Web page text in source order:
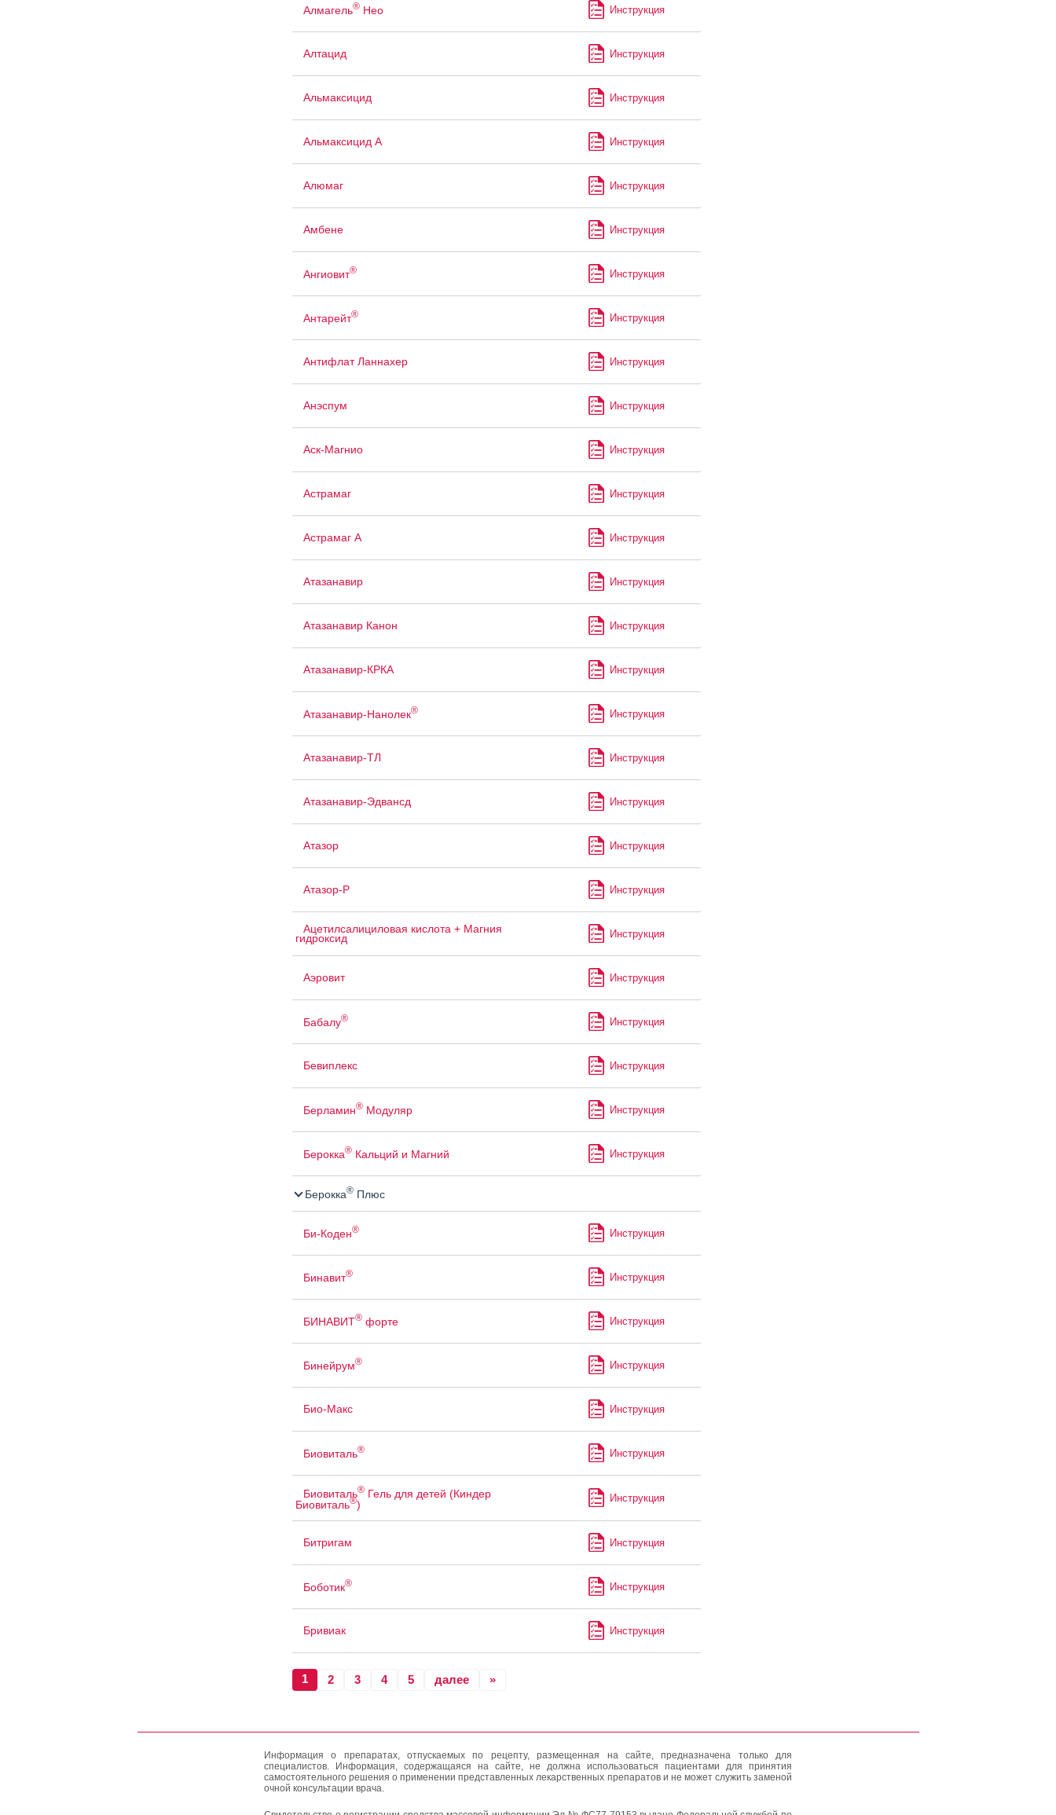
Алмагель®Нео Инструкция
Алтацид Инструкция
Альмаксицид Инструкция
Альмаксицид А Инструкция
Алюмаг Инструкция
Амбене Инструкция
Ангиовит® Инструкция
Антарейт® Инструкция
Антифлат Ланнахер Инструкция
Анэспум Инструкция
Аск-Магнио Инструкция
Астрамаг Инструкция
Астрамаг А Инструкция
Атазанавир Инструкция
Атазанавир Канон Инструкция
Атазанавир-КРКА Инструкция
Атазанавир-Нанолек® Инструкция
Атазанавир-ТЛ Инструкция
Атазанавир-Эдвансд Инструкция
Атазор Инструкция
Атазор-Р Инструкция
Ацетилсалициловая кислота + Магния
гидроксид Инструкция
Аэровит Инструкция
Бабалу® Инструкция
Бевиплекс Инструкция
Берламин®Модуляр Инструкция
Берокка®Кальций и Магний Инструкция
Берокка®Плюс
Би-Коден® Инструкция
Бинавит® Инструкция
БИНАВИТ®форте Инструкция
Бинейрум® Инструкция
Био-Макс Инструкция
Биовиталь® Инструкция
Биовиталь®Гель для детей (Киндер
Биовиталь®)
Инструкция
Битригам Инструкция
Боботик® Инструкция
Бривиак Инструкция
1 2 3 4 5 далее »
Информация о препаратах, отпускаемых по рецепту, размещенная на сайте, предназначена только для
специалистов. Информация, содержащаяся на сайте, не должна использоваться пациентами для принятия
самостоятельного решения о применении представленных лекарственных препаратов и не может служить заменой
очной консультации врача.